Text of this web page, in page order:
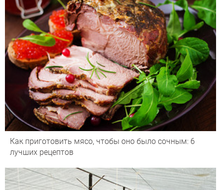
Как приготовить мясо, чтобы оно было сочным: 6
лучших рецептов